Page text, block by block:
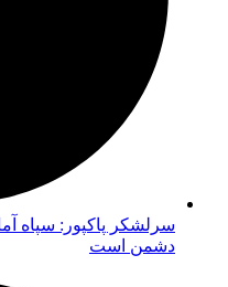
سرلشکر پاکپور: سپاه
دشمن است